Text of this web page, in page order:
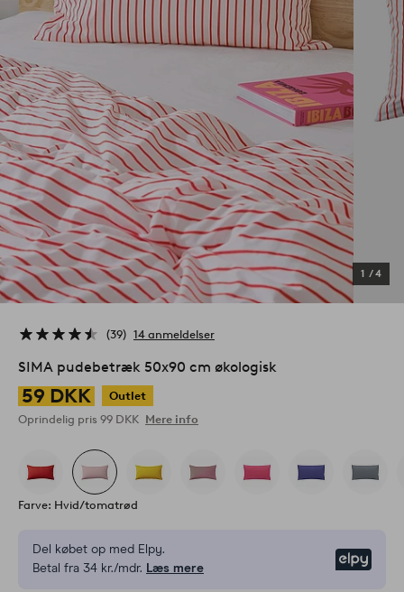
1 /4
39 14 anmeldelser
SIMA pudebetræk 50x90 cm økologisk
59 DKK
Outlet
Oprindelig pris 99 DKK Mere info
Farve: Hvid/tomatrød
Del købet op med Elpy.
Betal fra 34 kr./mdr. Læs mere